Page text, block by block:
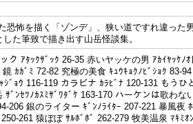
恐怖を描く「ゾンデ」、狭い道ですれ違った
た筆致で描き出す山岳怪談集。
ク ｱﾀｯｸｻﾞｯｸ 26-35 赤いヤッケの男 ｱｶｲﾔｯｹﾉ
ｶｶﾞﾐ 72-82 究極の美食 ｷｭｳｷｮｸﾉﾋﾞｼｮｸ 83-
ﾞｮｳ 116-119 カラビナ ｶﾗﾋﾞﾅ 120-131 もう
ﾞﾝｾﾂﾉｶｽﾐｻﾞﾜﾀﾞｹ 163-170 ハーケンは歌わ
206 銀のライター ｷﾞﾝﾉﾗｲﾀｰ 207-221 暴風夜
261 猿ぼぼ ｻﾙﾎﾞﾎﾞ 262-279 牧美温泉 ﾏｷﾐ